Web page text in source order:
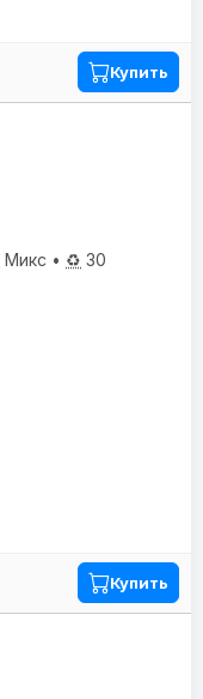
Купить
Микс • ♻️ 30
Купить